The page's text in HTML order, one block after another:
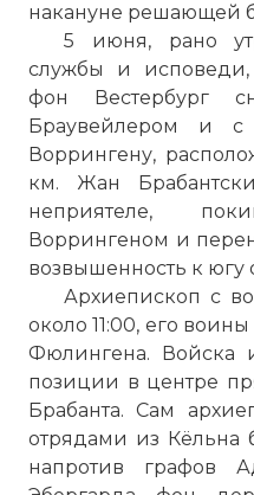
накануне решающей
5 июня, рано
службы и
фон Вестербург
Браувейлером и
Воррингену,
км. Жан
неприятеле,
Воррингеном и
возвышенность к югу
Архиепископ с
около 11:00, его
Фюлингена. Войска
позиции в центре
Брабанта. Сам
отрядами из
напротив графов